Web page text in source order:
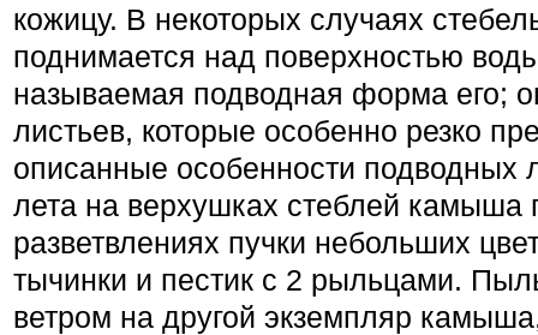
кожицу. В некоторых случаях
поднимается над поверхностью
называемая подводная форма его;
листьев, которые особенно резко
описанные особенности подводных
лета на верхушках стеблей камыша
разветвлениях пучки небольших
тычинки и пестик с 2 рыльцами.
ветром на другой экземпляр